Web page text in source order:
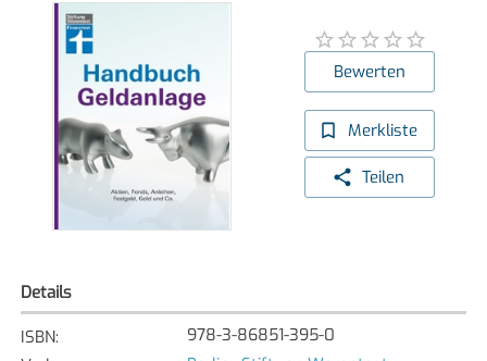
Bewerten
Merkliste
Teilen
Details
ISBN:
978-3-86851-395-0